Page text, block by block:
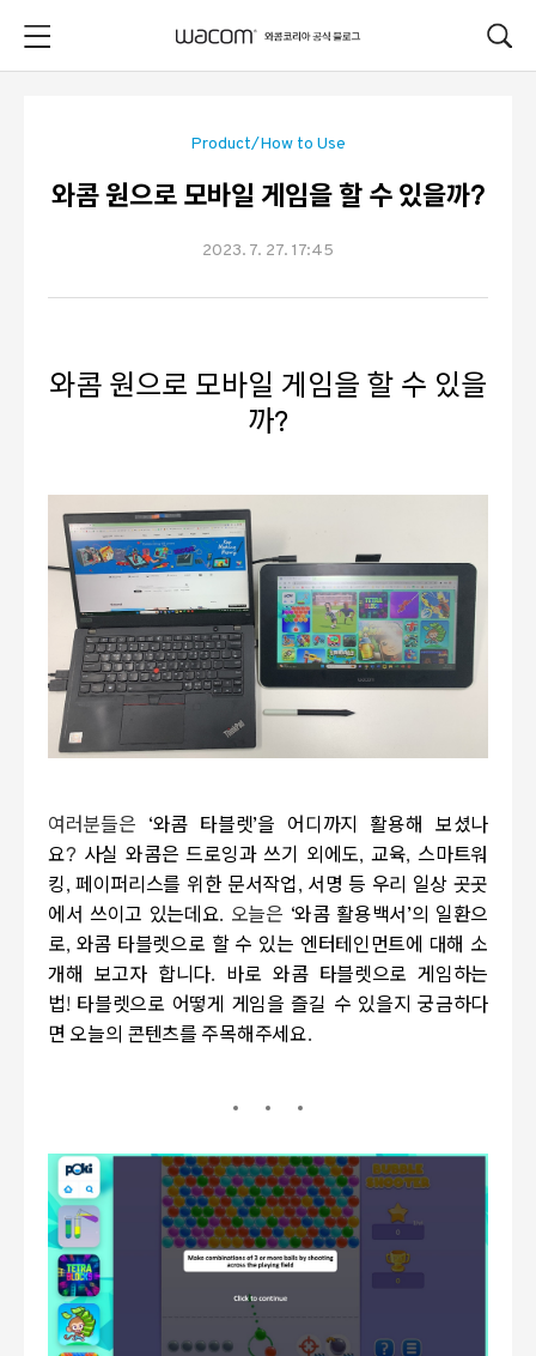
Product/How to Use
와콤 원으로 모바일 게임을 할 수 있을까?
2023. 7. 27. 17:45
와콤 원으로 모바일 게임을 할 수 있을
까?
여러분들은 ‘와콤 타블렛’을 어디까지 활용해 보셨나
요? 사실 와콤은 드로잉과 쓰기 외에도, 교육, 스마트워
킹, 페이퍼리스를 위한 문서작업, 서명 등 우리 일상 곳곳
에서 쓰이고 있는데요. 오늘은 ‘와콤 활용백서’의 일환으
로, 와콤 타블렛으로 할 수 있는 엔터테인먼트에 대해 소
개해 보고자 합니다. 바로 와콤 타블렛으로 게임하는
법! 타블렛으로 어떻게 게임을 즐길 수 있을지 궁금하다
면 오늘의 콘텐츠를 주목해주세요.